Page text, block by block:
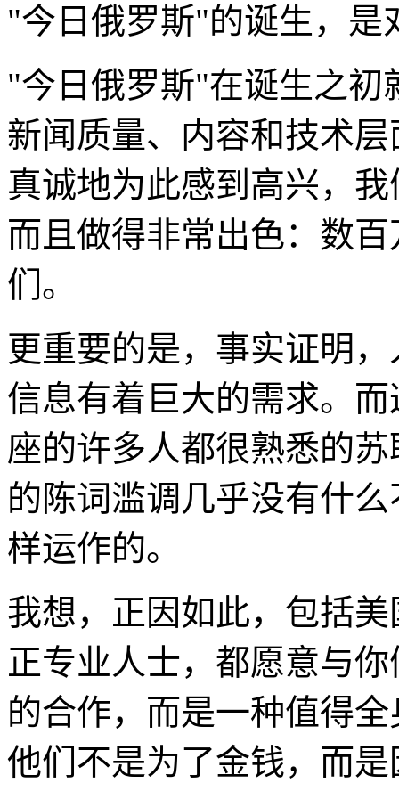
"今日俄罗斯"的诞生，是
"今日俄罗斯"在诞生之初
新闻质量、内容和技术
真诚地为此感到高兴，
而且做得非常出色：数
们。
更重要的是，事实证明
信息有着巨大的需求。
座的许多人都很熟悉的
的陈词滥调几乎没有什
样运作的。
我想，正因如此，包括
正专业人士，都愿意与
的合作，而是一种值得
他们不是为了金钱，而